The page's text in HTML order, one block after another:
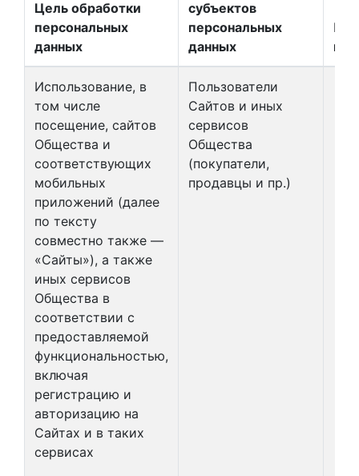
Цель обработки
персональных
данных
субъектов
персональных
данных
Использование, в
том числе
посещение, сайтов
Общества и
соответствующих
мобильных
приложений (далее
по тексту
совместно также —
«Сайты»), а также
иных сервисов
Общества в
соответствии с
предоставляемой
функциональностью,
включая
регистрацию и
авторизацию на
Сайтах и в таких
сервисах
Пользователи
Сайтов и иных
сервисов
Общества
(покупатели,
продавцы и пр.)